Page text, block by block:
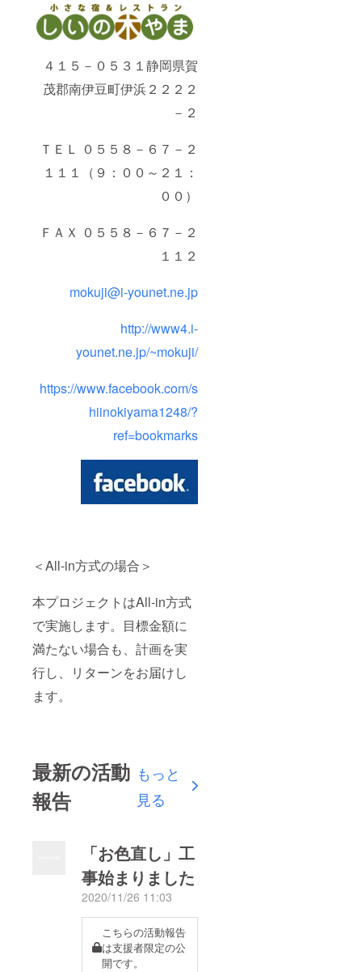
４１５－０５３１静岡県賀
茂郡南伊豆町伊浜２２２２
－２
ＴＥＬ ０５５８－６７－２
１１１（９：００～２１：
００）
ＦＡＸ ０５５８－６７－２
１１２
mokuji@i-younet.ne.jp
http://www4.i-
younet.ne.jp/~mokuji/
https://www.facebook.com/s
hiinokiyama1248/?
ref=bookmarks
＜All-in方式の場合＞
本プロジェクトはAll-in方式
で実施します。目標金額に
満たない場合も、計画を実
行し、リターンをお届けし
ます。
最新の活動
報告
もっと
見る
「お色直し」工
事始まりました
2020/11/26 11:03
こちらの活動報告
は支援者限定の公
開です。